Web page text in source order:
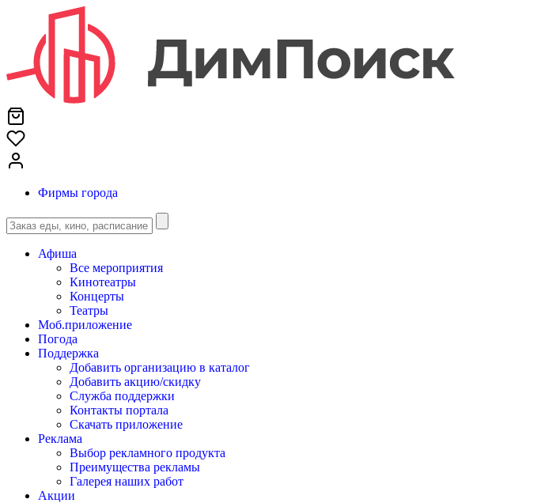
Фирмы города
Афиша
Все мероприятия
Кинотеатры
Концерты
Театры
Моб.приложение
Погода
Поддержка
Добавить организацию в каталог
Добавить акцию/скидку
Служба поддержки
Контакты портала
Скачать приложение
Реклама
Выбор рекламного продукта
Преимущества рекламы
Галерея наших работ
Акции